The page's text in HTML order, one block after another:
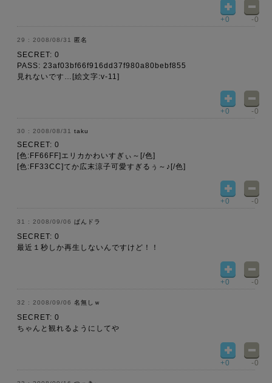
+0 -0
2008/08/31 匿名
SECRET: 0
PASS: 23af03bf66f916dd37f980a80bebf855
見れないです…[絵文字:v-11]
+0 -0
2008/08/31 taku
SECRET: 0
[色:FF66FF]エリカかわいすぎぃ～[/色]
[色:FF33CC]てか広末涼子可愛すぎるぅ～♪[/色]
+0 -0
2008/09/06 ぱんドラ
SECRET: 0
最近１秒しか再生しないんですけど！！
+0 -0
2008/09/06 名無しｗ
SECRET: 0
ちゃんと観れるようにしてや
+0 -0